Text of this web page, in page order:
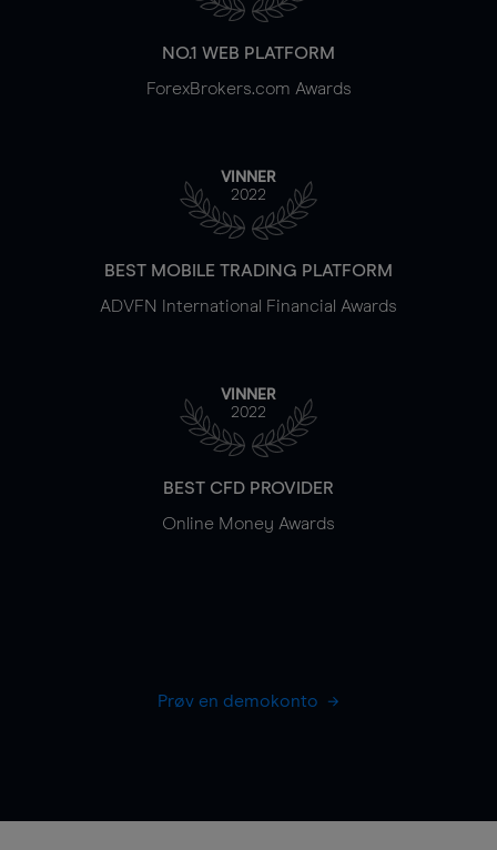
NO.1 WEB PLATFORM
ForexBrokers.com Awards
VINNER
2022
BEST MOBILE TRADING PLATFORM
ADVFN International Financial Awards
VINNER
2022
BEST CFD PROVIDER
Online Money Awards
Prøv en demokonto